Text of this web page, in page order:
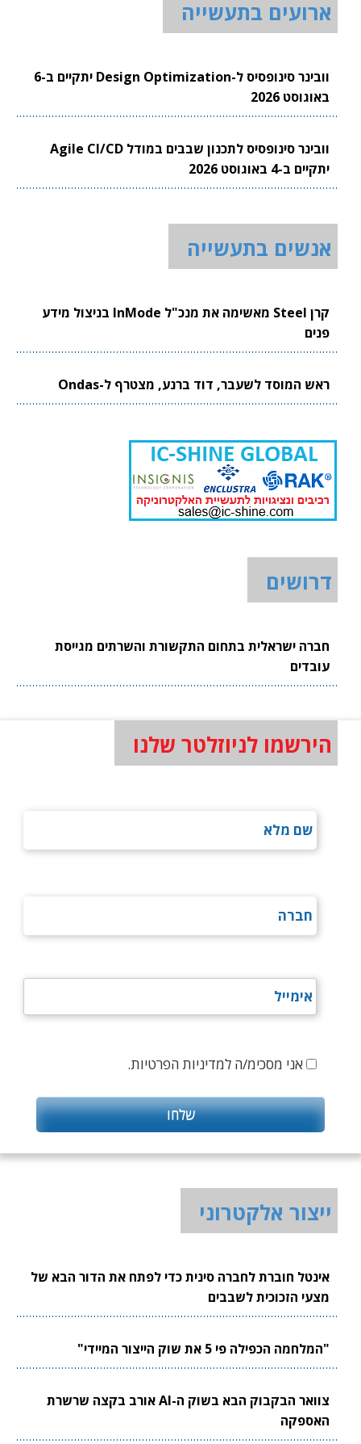
ארועים בתעשייה
וובינר סינופסיס ל-Design Optimization יתקיים ב-6
באוגוסט 2026
וובינר סינופסיס לתכנון שבבים במודל Agile CI/CD
יתקיים ב-4 באוגוסט 2026
אנשים בתעשייה
קרן Steel מאשימה את מנכ"ל InMode בניצול מידע
פנים
ראש המוסד לשעבר, דוד ברנע, מצטרף ל-Ondas
דרושים
חברה ישראלית בתחום התקשורת והשרתים מגייסת
עובדים
הירשמו לניוזלטר שלנו
אני מסכימ/ה למדיניות הפרטיות.
ייצור אלקטרוני
אינטל חוברת לחברה סינית כדי לפתח את הדור הבא של
מצעי הזכוכית לשבבים
"המלחמה הכפילה פי 5 את שוק הייצור המיידי"
צוואר הבקבוק הבא בשוק ה-AI אורב בקצה שרשרת
האספקה